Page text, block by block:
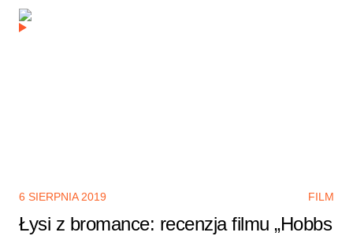
6 SIERPNIA 2019 FILM
Łysi z bromance: recenzja filmu „Hobbs